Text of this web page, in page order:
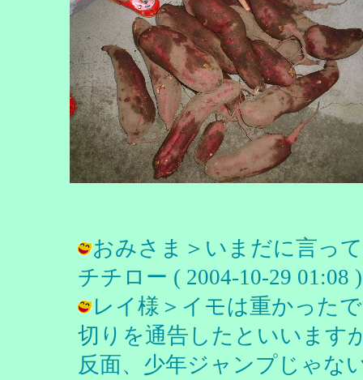
おみさま＞いまだに言っ
チチロー ( 2004-10-29 01:08 )
レイ様＞イモは重かった
切りを通告したといいます
反面、少年ジャンプじゃな